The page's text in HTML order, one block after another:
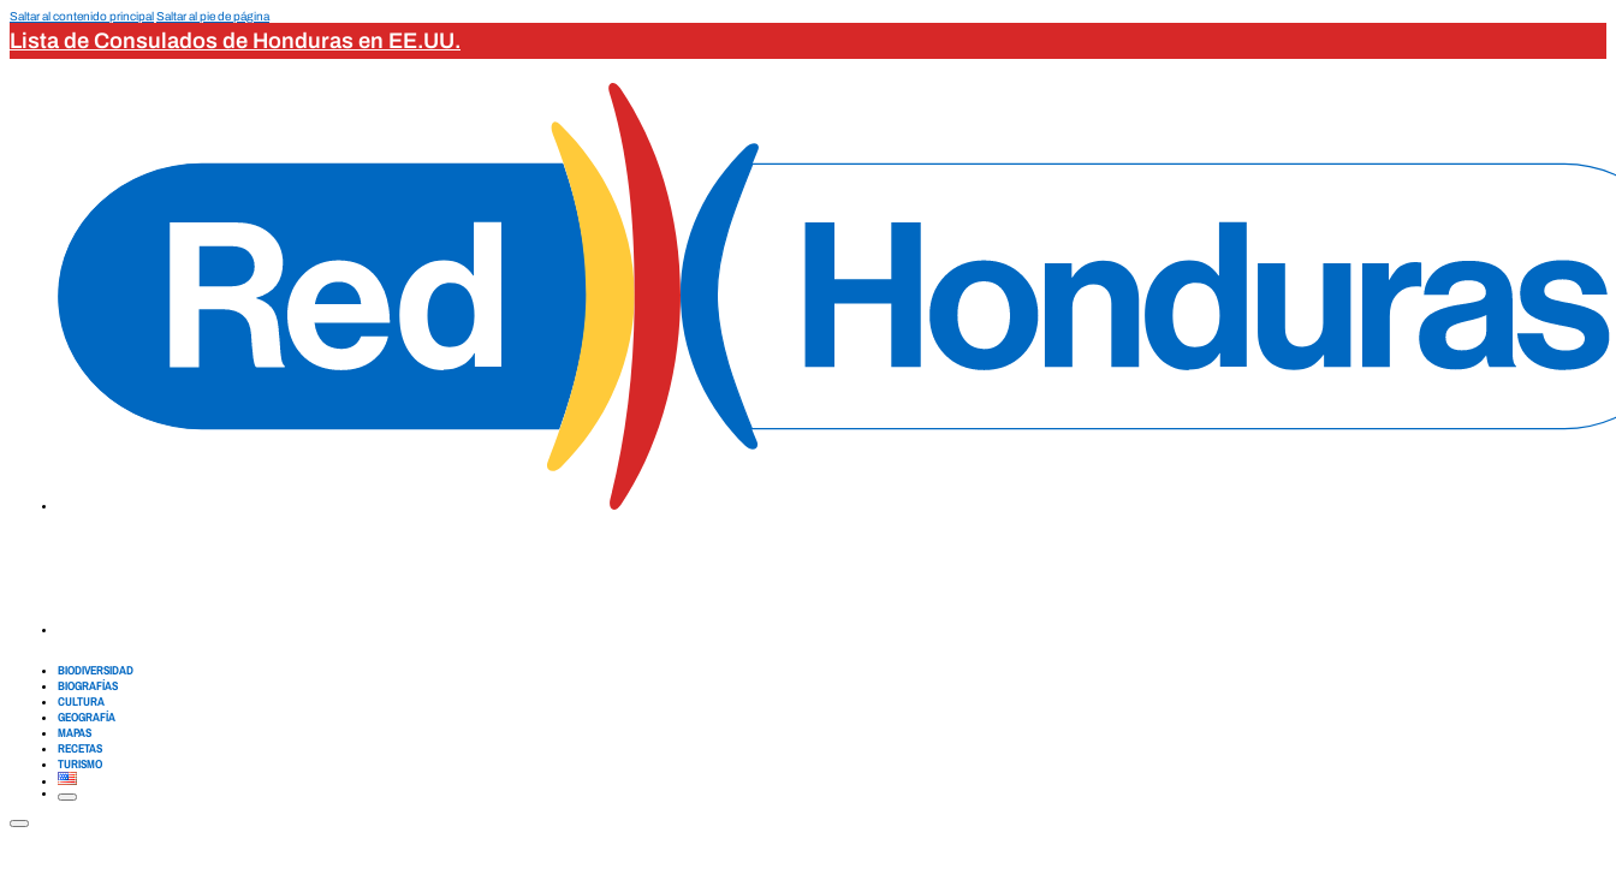
Saltar al contenido principalSaltar al pie de página
Lista de Consulados de Honduras en EE.UU.
BIODIVERSIDAD
BIOGRAFÍAS
CULTURA
GEOGRAFÍA
MAPAS
RECETAS
TURISMO